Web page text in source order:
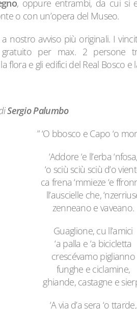
, oppure entrambi, da cui si
o con un’opera del Museo.
nostro avviso più originali. I
gratuito per max. 2 persone
flora e gli edifici del Real Bosco e
Sergio Palumbo
” ‘O bbosco e Capo ‘o
‘Addore ‘e ll’erba ‘nfosa,
‘o sciù sciù sciù d’o
ca frena ‘mmieze ‘e
ll’auscielle che,
zenneano e vaveano.
Guaglione, cu ll’amici
‘a palla e ‘a bicicletta
crescévamo piglianno
funghe e ciclamine,
ghiande, castagne e
‘A via d’a sera ‘o ttarde,